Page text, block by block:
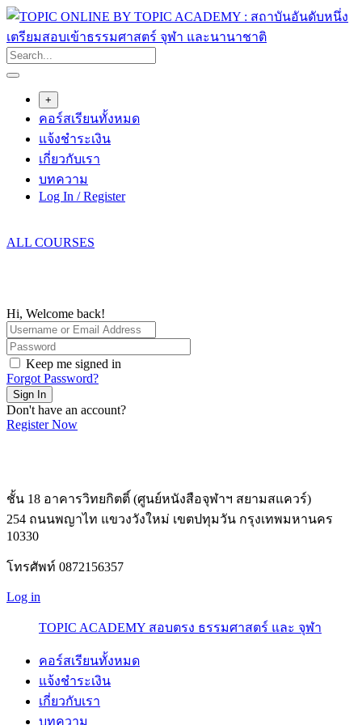
Skip
content
+
คอร์สเรียนทั้งหมด
แจ้งชำระเงิน
เกี่ยวกับเรา
บทความ
Log In / Register
ALL COURSES
Hi, Welcome back!
Keep me signed in
Forgot Password?
Sign In
Don't have an account?
Register Now
ชั้น 18 อาคารวิทยกิตติ์ (ศูนย์หนังสือจุฬาฯ สยามสแควร์)
254 ถนนพญาไท แขวงวังใหม่ เขตปทุมวัน กรุงเทพมหานคร
10330
โทรศัพท์ 0872156357
Log in
TOPIC ACADEMY สอบตรง ธรรมศาสตร์ และ จุฬา
คอร์สเรียนทั้งหมด
แจ้งชำระเงิน
เกี่ยวกับเรา
บทความ